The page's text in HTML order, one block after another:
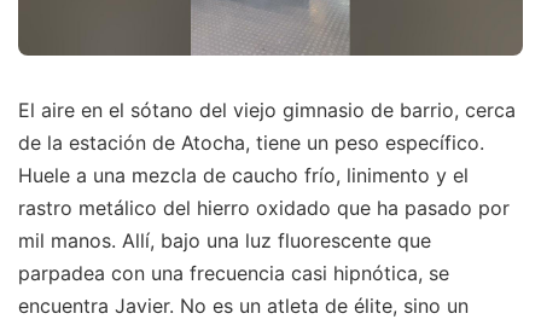
El aire en el sótano del viejo gimnasio de barrio, cerca
de la estación de Atocha, tiene un peso específico.
Huele a una mezcla de caucho frío, linimento y el
rastro metálico del hierro oxidado que ha pasado por
mil manos. Allí, bajo una luz fluorescente que
parpadea con una frecuencia casi hipnótica, se
encuentra Javier. No es un atleta de élite, sino un